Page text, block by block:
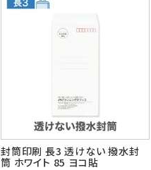
封筒印刷 長3 透けない 撥水封
筒 ホワイト 85 ヨコ貼